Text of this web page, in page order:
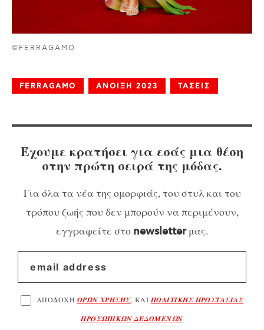
©FERRAGAMO
FERRAGAMO ΑΝΟΙΞΗ 2023 ΤΑΣΕΙΣ
Έχουμε κρατήσει για εσάς μια θέση
στην πρώτη σειρά της μόδας.
Για όλα τα νέα της ομορφιάς, του στυλ και του
τρόπου ζωής που δεν μπορούν να περιμένουν,
εγγραφείτε στο newsletterμας.
ΑΠΟΔΟΧΗ ΟΡΩΝ ΧΡΗΣΗΣ, ΚΑΙ ΠΟΛΙΤΙΚΗΣ ΠΡΟΣΤΑΣΙΑΣ
ΠΡΟΣΩΠΙΚΩΝ ΔΕΔΟΜΕΝΩΝ